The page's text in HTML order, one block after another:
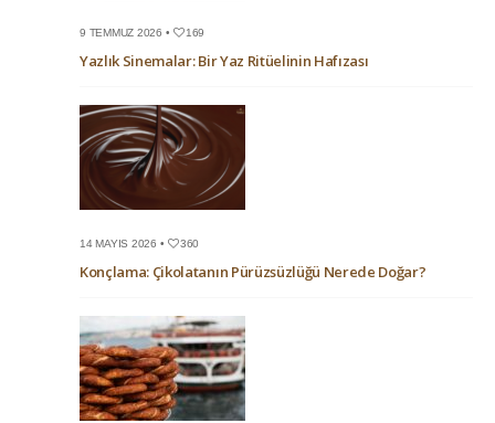
9 TEMMUZ 2026 • 169
Yazlık Sinemalar: Bir Yaz Ritüelinin Hafızası
14 MAYIS 2026 • 360
Konçlama: Çikolatanın Pürüzsüzlüğü Nerede Doğar?